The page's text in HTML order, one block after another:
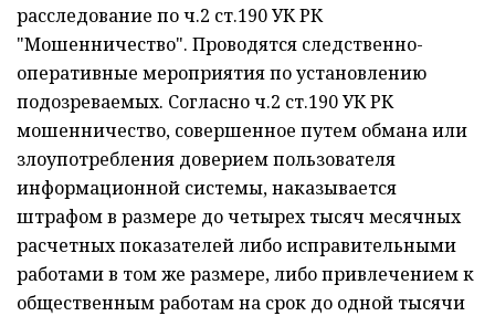
расследование по ч.2 ст.190 УК РК
"Мошенничество". Проводятся следственно-
оперативные мероприятия по установлению
подозреваемых. Согласно ч.2 ст.190 УК РК
мошенничество, совершенное путем обмана или
злоупотребления доверием пользователя
информационной системы, наказывается
штрафом в размере до четырех тысяч месячных
расчетных показателей либо исправительными
работами в том же размере, либо привлечением к
общественным работам на срок до одной тысячи